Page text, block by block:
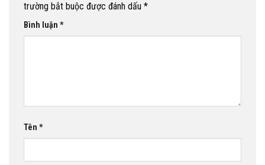
trường bắt buộc được đánh dấu *
Bình luận *
Tên *